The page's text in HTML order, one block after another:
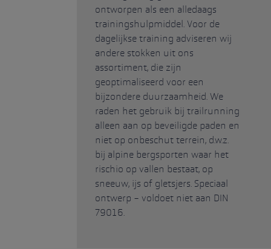
ontworpen als een alledaags
trainingshulpmiddel. Voor de
dagelijkse training adviseren wij
andere stokken uit ons
assortiment, die zijn
geoptimaliseerd voor een
bijzondere duurzaamheid. We
raden het gebruik bij trailrunning
alleen aan op beveiligde paden en
niet op onbeschut terrein, d.w.z.
bij alpine bergsporten waar het
rischio op vallen bestaat, op
sneeuw, ijs of gletsjers. Speciaal
ontwerp - voldoet niet aan DIN
79016.